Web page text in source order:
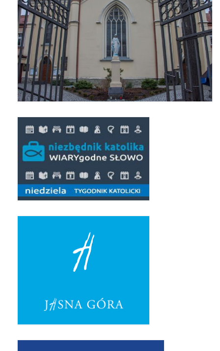
Stare fotografie
Galerie 2018
Pasterka 2018
Remont kościoła
100 lecie Niepodległości
Bal Wszystkich Świętych 2018
Triduum Św. St. Kostka 2018
Narodowy Dzień Pamięci “Żołnierzy
Galerie 2017
Imieniny kapłana
Kontakt
POMOC PSYCHOTERAPEUTY